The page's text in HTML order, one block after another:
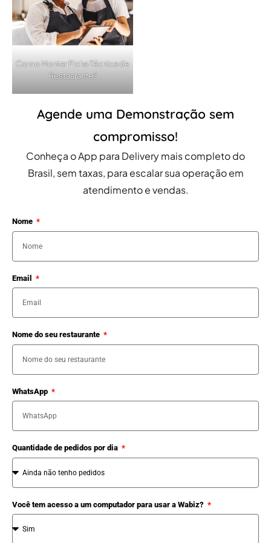
Como Montar Ficha Técnica de
Restaurante?
Agende uma Demonstração sem
compromisso!
Conheça o App para Delivery mais completo do
Brasil, sem taxas, para escalar sua operação em
atendimento e vendas.
Nome
Email
Nome do seu restaurante
WhatsApp
Quantidade de pedidos por dia
Você tem acesso a um computador para usar a Wabiz?